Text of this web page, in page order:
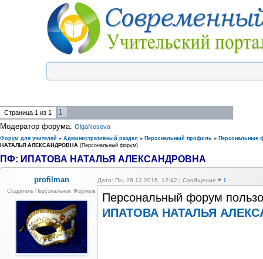
Страница 1 из 1
1
Модератор форума: OlgaNosova
Форум для учителей » Административный раздел » Персональный профиль » Персональные
НАТАЛЬЯ АЛЕКСАНДРОВНА (Персональный форум)
ПФ: ИПАТОВА НАТАЛЬЯ АЛЕКСАНДРОВНА
profilman Дата: Пн, 26.12.2016, 12:42 | Сообщение # 1
Создатель Персональных Форумов
Персональный форум
ИПАТОВА НАТАЛЬЯ